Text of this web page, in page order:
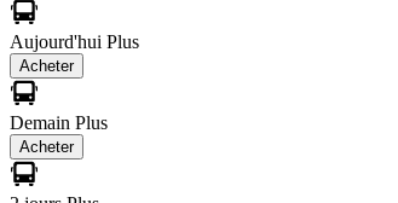
Aujourd'hui Plus
Acheter
Demain Plus
Acheter